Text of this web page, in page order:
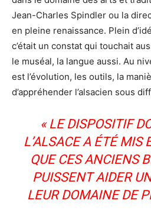
Jean-Charles Spindler ou la
en pleine renaissance. Plein
c’était un constat qui touchait
le muséal, la langue aussi. Au
est l’évolution, les outils, la
d’appréhender l’alsacien sous
« LE DISPOSITIF
L’ALSACE A ÉTÉ MIS
QUE CES ANCIENS
PUISSENT AIDER
LEUR DOMAINE DE